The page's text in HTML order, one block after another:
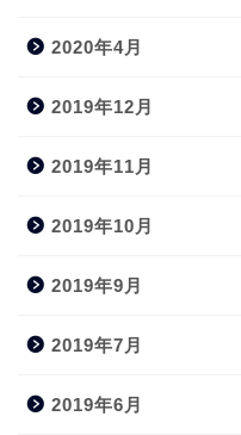
2020年4月
2019年12月
2019年11月
2019年10月
2019年9月
2019年7月
2019年6月